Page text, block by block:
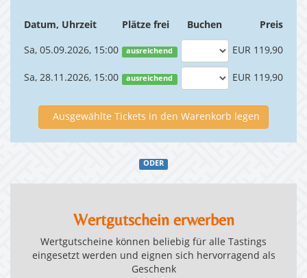
Datum, Uhrzeit Plätze frei Buchen Preis
Sa, 05.09.2026, 15:00 ausreichend EUR 119,90
Sa, 28.11.2026, 15:00 ausreichend EUR 119,90
Ausgewählte Tickets in den Warenkorb legen
ODER
Wertgutschein erwerben
Wertgutscheine können beliebig für alle Tastings
eingesetzt werden und eignen sich hervorragend als
Geschenk